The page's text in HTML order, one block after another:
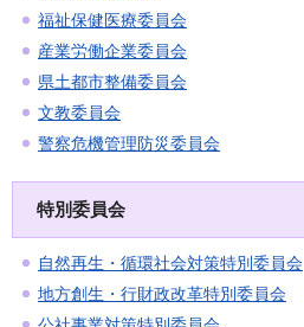
福祉保健医療委員会
産業労働企業委員会
県土都市整備委員会
文教委員会
警察危機管理防災委員会
特別委員会
自然再生・循環社会対策特別委員会
地方創生・行財政改革特別委員会